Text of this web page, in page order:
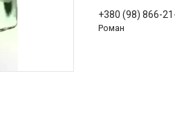
+380 (98) 866-
Роман